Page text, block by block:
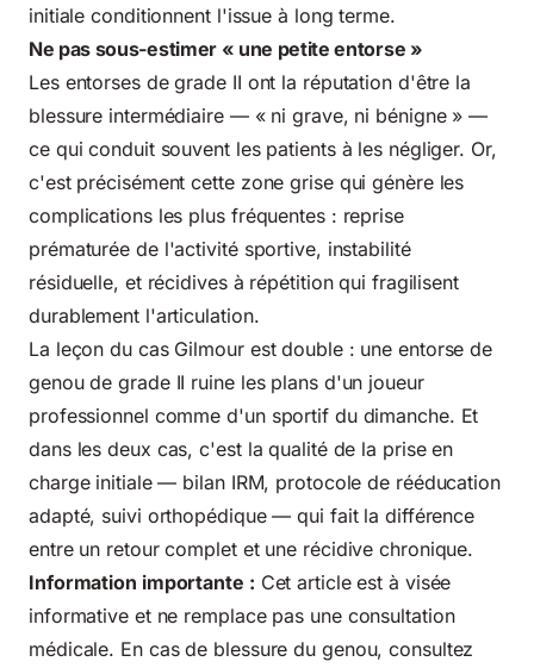
initiale conditionnent l'issue à long terme.
Ne pas sous-estimer « une petite entorse »
Les entorses de grade II ont la réputation d'être la
blessure intermédiaire — « ni grave, ni bénigne » —
ce qui conduit souvent les patients à les négliger. Or,
c'est précisément cette zone grise qui génère les
complications les plus fréquentes : reprise
prématurée de l'activité sportive, instabilité
résiduelle, et récidives à répétition qui fragilisent
durablement l'articulation.
La leçon du cas Gilmour est double : une entorse de
genou de grade II ruine les plans d'un joueur
professionnel comme d'un sportif du dimanche. Et
dans les deux cas, c'est la qualité de la prise en
charge initiale — bilan IRM, protocole de rééducation
adapté, suivi orthopédique — qui fait la différence
entre un retour complet et une récidive chronique.
Information importante : Cet article est à visée
informative et ne remplace pas une consultation
médicale. En cas de blessure du genou, consultez